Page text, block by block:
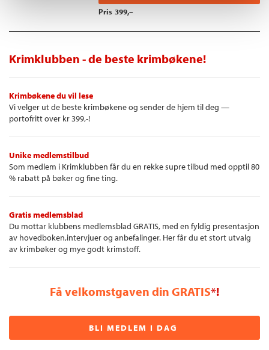
Pris 399,–
Krimklubben - de beste krimbøkene!
Krimbøkene du vil lese
Vi velger ut de beste krimbøkene og sender de hjem til deg —
portofritt over kr 399,-!
Unike medlemstilbud
Som medlem i Krimklubben får du en rekke supre tilbud med opptil 80
% rabatt på bøker og fine ting.
Gratis medlemsblad
Du mottar klubbens medlemsblad GRATIS, med en fyldig presentasjon
av hovedboken,intervjuer og anbefalinger. Her får du et stort utvalg
av krimbøker og mye godt krimstoff.
Få velkomstgaven din GRATIS*!
BLI MEDLEM I DAG